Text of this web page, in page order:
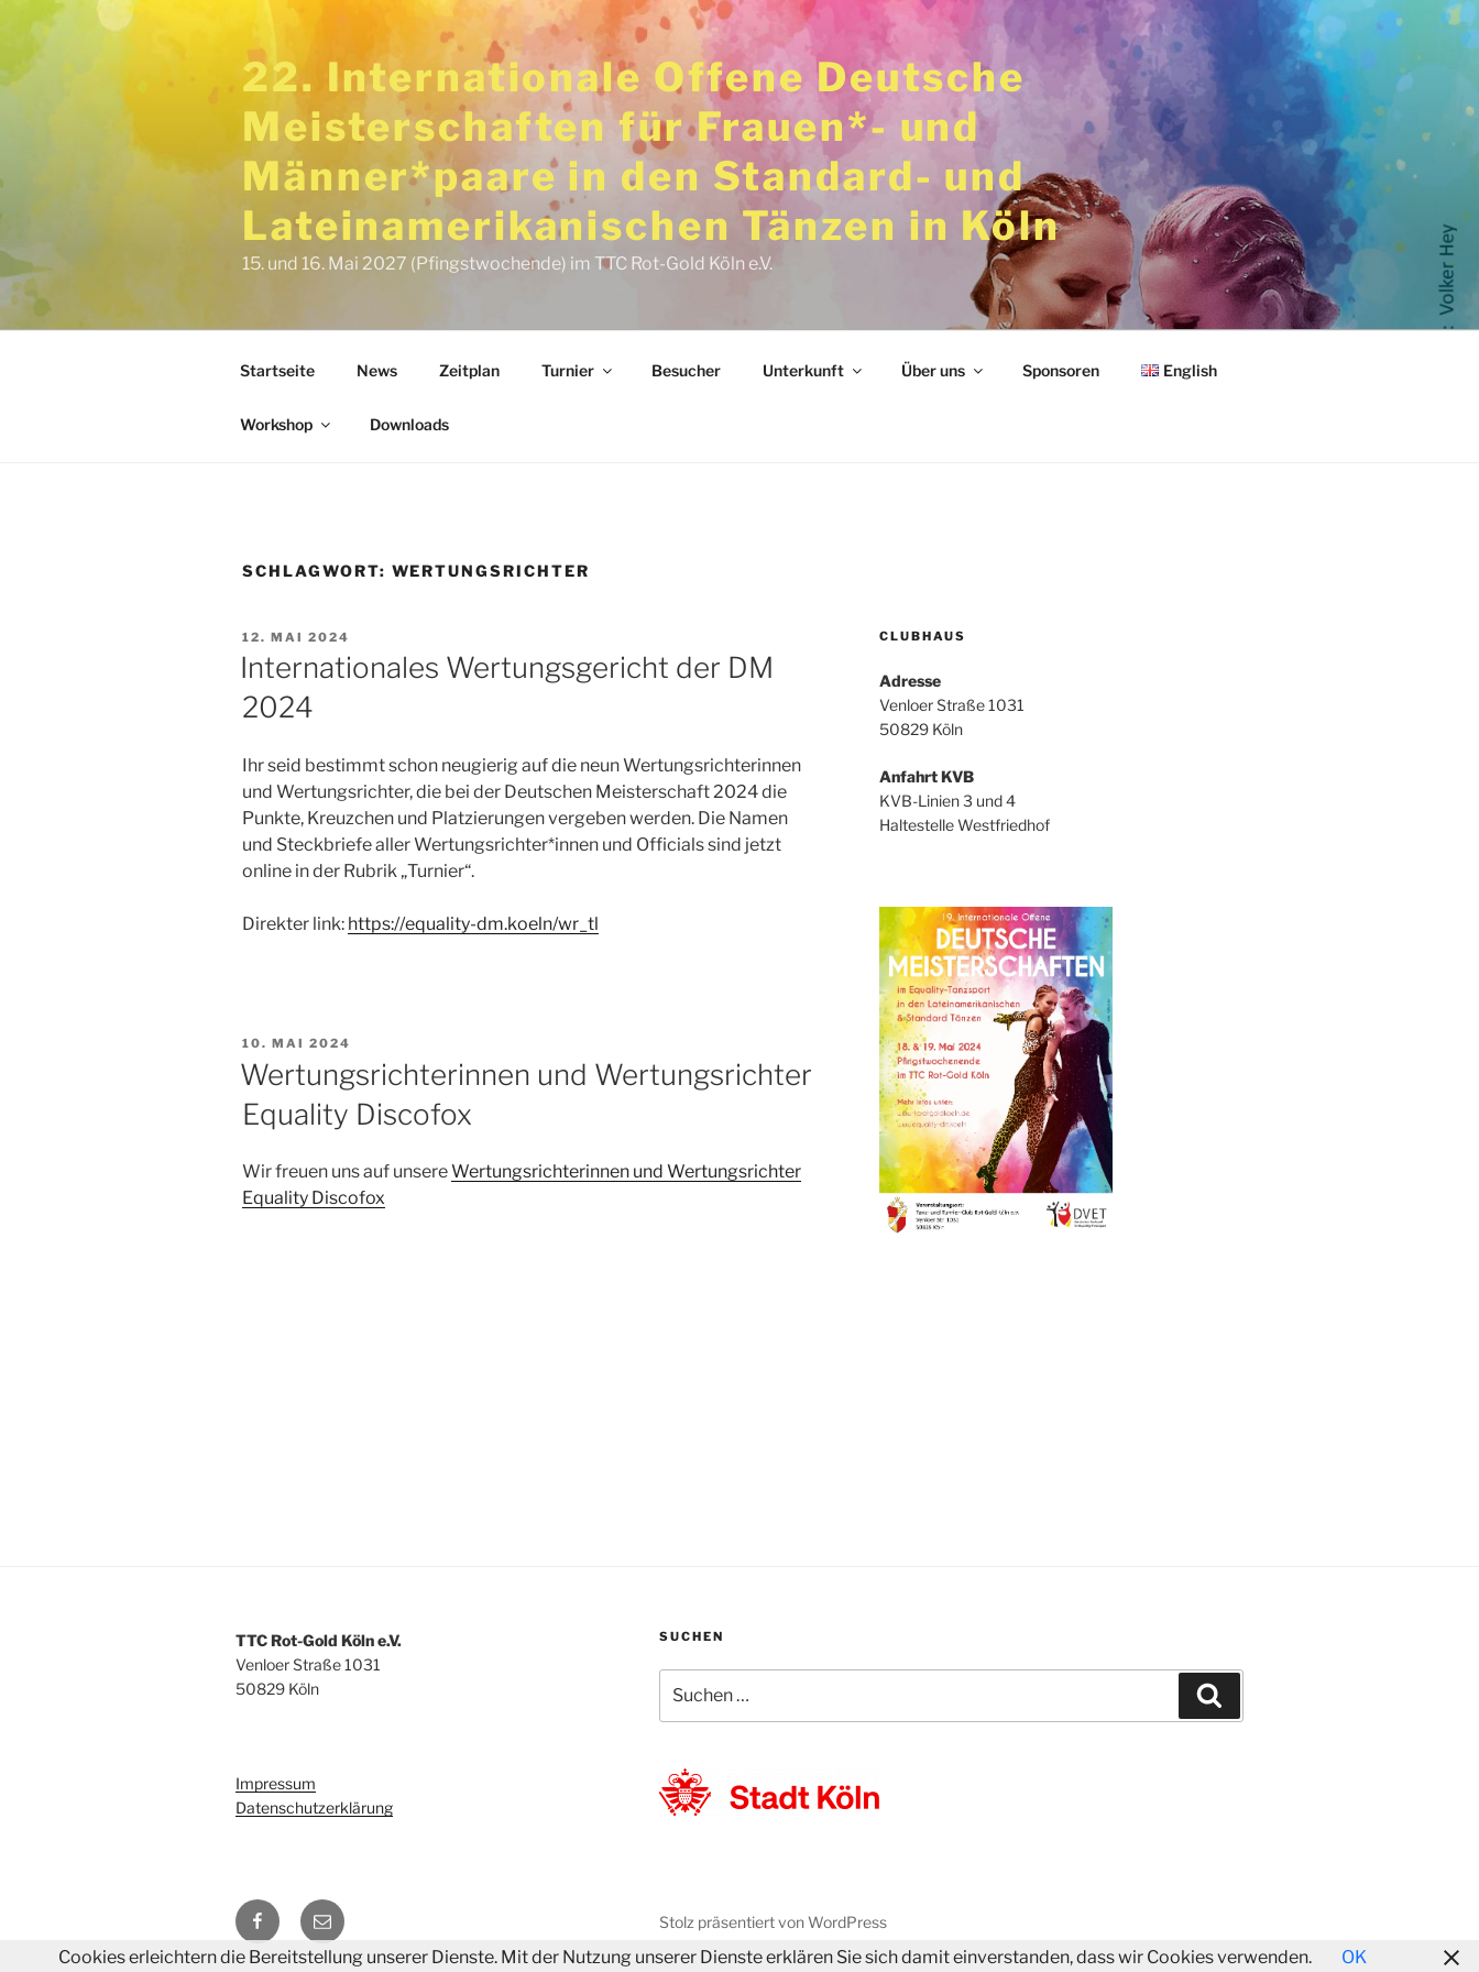
Inhalt
springen
22. Internationale Offene Deutsche
Meisterschaften für Frauen*- und
Männer*paare in den Standard- und
Lateinamerikanischen Tänzen in Köln
15. und 16. Mai 2027 (Pfingstwochende) im TTC Rot-Gold Köln e.V.
Startseite News Zeitplan Turnier Besucher Unterkunft Über uns Sponsoren English
Workshop Downloads
SCHLAGWORT: WERTUNGSRICHTER
VERÖFFENTLICHT
AM
12. MAI 2024
Internationales Wertungsgericht der DM
2024
Ihr seid bestimmt schon neugierig auf die neun Wertungsrichterinnen
und Wertungsrichter, die bei der Deutschen Meisterschaft 2024 die
Punkte, Kreuzchen und Platzierungen vergeben werden. Die Namen
und Steckbriefe aller Wertungsrichter*innen und Officials sind jetzt
online in der Rubrik „Turnier“.
Direkter link: https://equality-dm.koeln/wr_tl
VERÖFFENTLICHT
10. MAI 2024
Wertungsrichterinnen und Wertungsrichter
Equality Discofox
Wir freuen uns auf unsereWertungsrichterinnen und Wertungsrichter
Equality Discofox
CLUBHAUS
Adresse
Venloer Straße 1031
50829 Köln
Anfahrt KVB
KVB-Linien 3 und 4
Haltestelle Westfriedhof
TTC Rot-Gold Köln e.V.
Venloer Straße 1031
50829 Köln
Impressum
Datenschutzerklärung
SUCHEN
nach:
DM
2018
auf
E-
Mail
Stolz präsentiert von WordPress
Cookies erleichtern die Bereitstellung unserer Dienste. Mit der Nutzung unserer Dienste erklären Sie sich damit einverstanden, dass wir Cookies verwenden. OK